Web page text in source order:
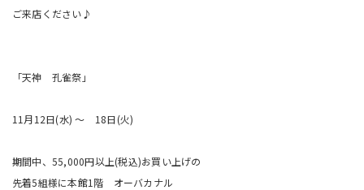
ご来店ください♪
「天神 孔雀祭」
11月12日(水) 〜 18日(火)
期間中、55,000円以上(税込)お買い上げの
先着5組様に本館1階 オーバカナル